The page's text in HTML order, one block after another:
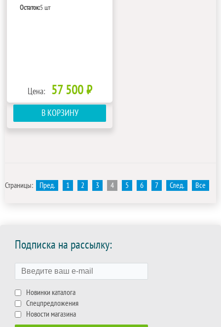
Остаток:5 шт
Цена: 57 500 ₽
В КОРЗИНУ
Страницы: Пред. 1 2 3 4 5 6 7 След. Все
Подписка на рассылку:
Новинки каталога
Спецпредложения
Новости магазина